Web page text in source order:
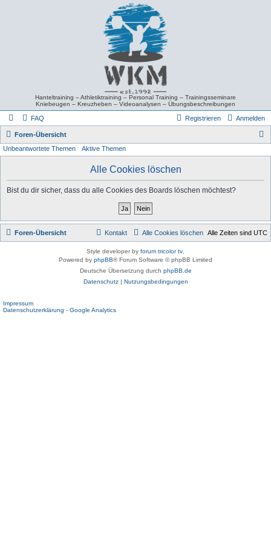
Hanteltraining – Athletiktraining – Personal Training – Trainingsseminare
Kniebeugen – Kreuzheben – Videoanalysen – Übungsbeschreibungen
FAQ Anmelden
Registrieren
Foren-Übersicht
Unbeantwortete Themen Aktive Themen
Alle Cookies löschen
Bist du dir sicher, dass du alle Cookies des Boards löschen möchtest?
Foren-Übersicht Alle Zeiten sind UTC
Alle Cookies löschen
Kontakt
Style developer by forum tricolor tv
Powered by phpBB® Forum Software © phpBB Limited
Deutsche Übersetzung durch phpBB.de
Datenschutz| Nutzungsbedingungen
Impressum
Datenschutzerklärung - Google Analytics